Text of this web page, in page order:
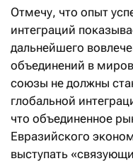
Отмечу, что опыт
интеграций
дальнейшего
объединений в
союзы не должны
глобальной
что объединенное
Евразийского
выступать